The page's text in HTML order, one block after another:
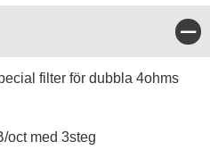
filter för dubbla 4ohms
oct med 3steg